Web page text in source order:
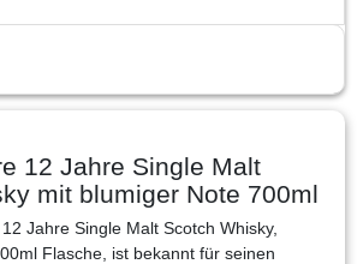
12 Jahre Single Malt
mit blumiger Note 700ml
Jahre Single Malt Scotch Whisky,
Flasche, ist bekannt für seinen